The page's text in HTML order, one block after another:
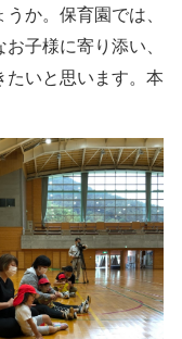
か。保育園では、
子様に寄り添い、
たいと思います。本